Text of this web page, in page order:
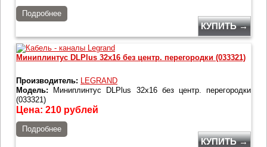
Подробнее
КУПИТЬ →
Миниплинтус DLPlus 32x16 без центр. перегородки (033321)
Производитель: LEGRAND
Модель: Миниплинтус DLPlus 32x16 без центр. перегородки
(033321)
Цена: 210 рублей
Подробнее
КУПИТЬ →